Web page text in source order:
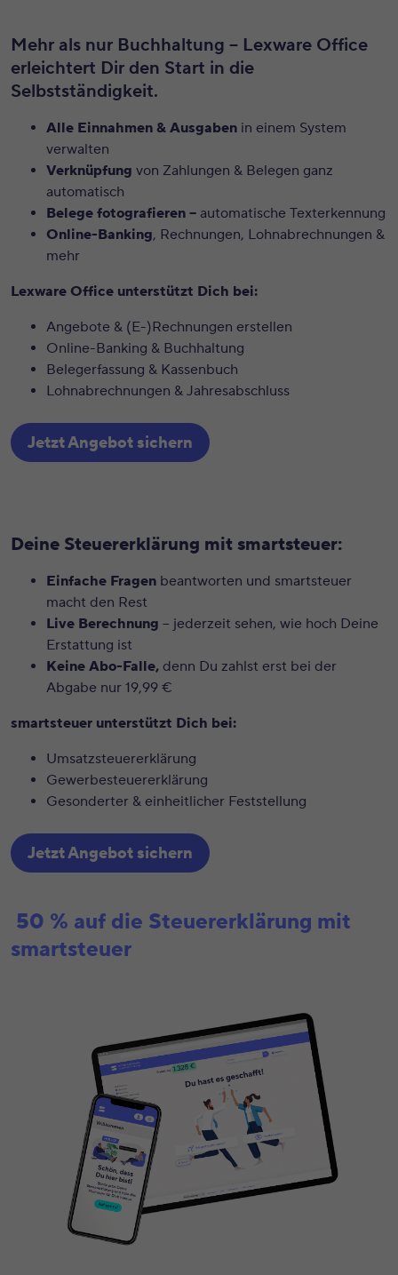
Mehr als nur Buchhaltung – Lexware Office
erleichtert Dir den Start in die
Selbstständigkeit.
Alle Einnahmen & Ausgaben in einem System
verwalten
Verknüpfung von Zahlungen & Belegen ganz
automatisch
Belege fotografieren – automatische Texterkennung
Online-Banking, Rechnungen, Lohnabrechnungen &
mehr
Lexware Office unterstützt Dich bei:
Angebote & (E-)Rechnungen erstellen
Online-Banking & Buchhaltung
Belegerfassung & Kassenbuch
Lohnabrechnungen & Jahresabschluss
Jetzt Angebot sichern
Deine Steuererklärung mit smartsteuer:
Einfache Fragen beantworten und smartsteuer
macht den Rest
Live Berechnung – jederzeit sehen, wie hoch Deine
Erstattung ist
Keine Abo-Falle, denn Du zahlst erst bei der
Abgabe nur 19,99 €
smartsteuer unterstützt Dich bei:
Umsatzsteuererklärung
Gewerbesteuererklärung
Gesonderter & einheitlicher Feststellung
Jetzt Angebot sichern
50 % auf die Steuererklärung mit
smartsteuer